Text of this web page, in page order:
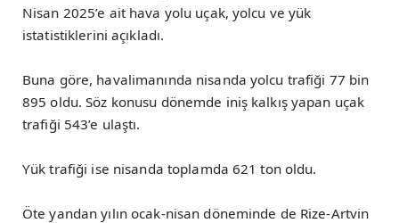
Nisan 2025’e ait hava yolu uçak, yolcu ve yük
istatistiklerini açıkladı.
Buna göre, havalimanında nisanda yolcu trafiği 77 bin
895 oldu. Söz konusu dönemde iniş kalkış yapan uçak
trafiği 543’e ulaştı.
Yük trafiği ise nisanda toplamda 621 ton oldu.
Öte yandan yılın ocak-nisan döneminde de Rize-Artvin